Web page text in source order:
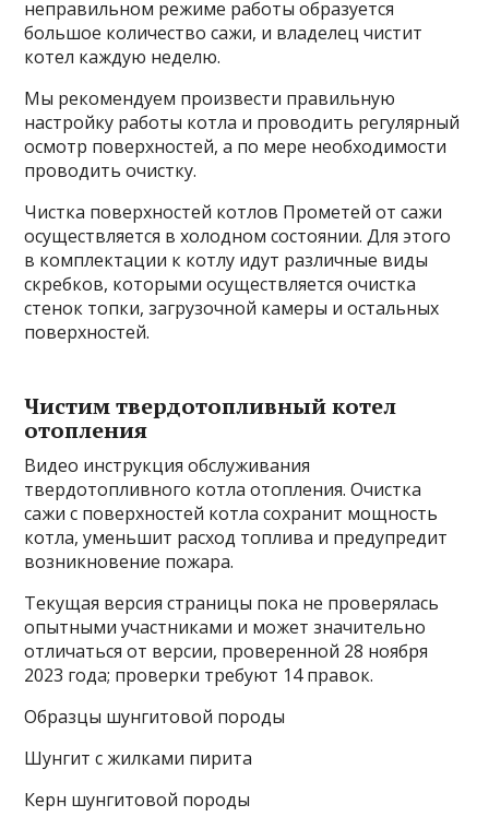
неправильном режиме работы образуется
большое количество сажи, и владелец чистит
котел каждую неделю.
Мы рекомендуем произвести правильную
настройку работы котла и проводить регулярный
осмотр поверхностей, а по мере необходимости
проводить очистку.
Чистка поверхностей котлов Прометей от сажи
осуществляется в холодном состоянии. Для этого
в комплектации к котлу идут различные виды
скребков, которыми осуществляется очистка
стенок топки, загрузочной камеры и остальных
поверхностей.
Чистим твердотопливный котел
отопления
Видео инструкция обслуживания
твердотопливного котла отопления. Очистка
сажи с поверхностей котла сохранит мощность
котла, уменьшит расход топлива и предупредит
возникновение пожара.
Текущая версия страницы пока не проверялась
опытными участниками и может значительно
отличаться от версии, проверенной 28 ноября
2023 года; проверки требуют 14 правок.
Образцы шунгитовой породы
Шунгит с жилками пирита
Керн шунгитовой породы